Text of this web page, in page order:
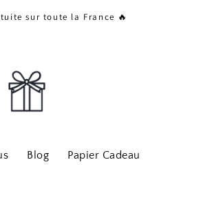
sur toute la France 🔥
Blog Papier Cadeau